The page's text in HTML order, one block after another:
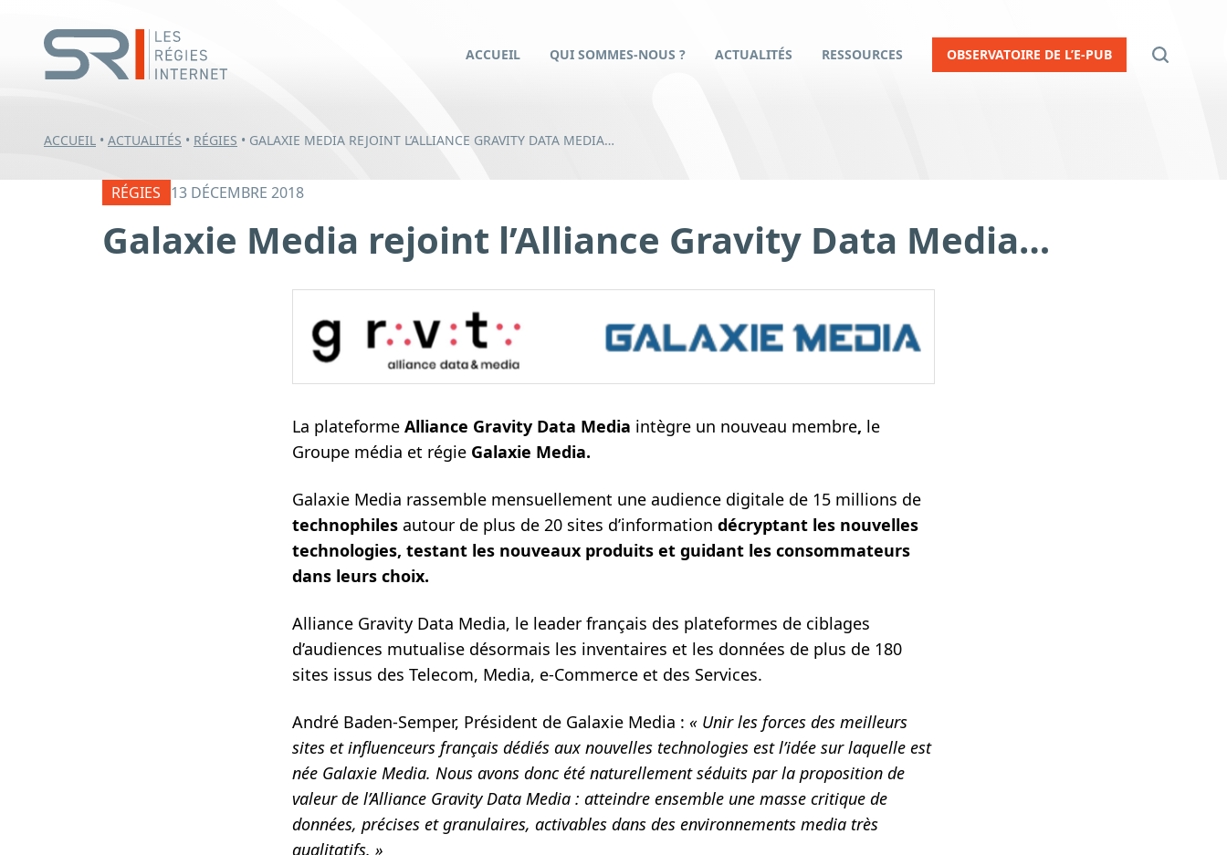
ACCUEIL QUI SOMMES-NOUS ? ACTUALITÉS RESSOURCES OBSERVATOIRE DE L’E-PUB
ACCUEIL • ACTUALITÉS • RÉGIES • GALAXIE MEDIA REJOINT L’ALLIANCE GRAVITY DATA MEDIA…
RÉGIES 13 DÉCEMBRE 2018
Galaxie Media rejoint l’Alliance Gravity Data Media…
La plateforme Alliance Gravity Data Media intègre un nouveau membre, le
Groupe média et régie Galaxie Media.
Galaxie Media rassemble mensuellement une audience digitale de 15 millions de
technophiles autour de plus de 20 sites d’information décryptant les nouvelles
technologies, testant les nouveaux produits et guidant les consommateurs
dans leurs choix.
Alliance Gravity Data Media, le leader français des plateformes de ciblages
d’audiences mutualise désormais les inventaires et les données de plus de 180
sites issus des Telecom, Media, e-Commerce et des Services.
André Baden-Semper, Président de Galaxie Media : « Unir les forces des meilleurs
sites et influenceurs français dédiés aux nouvelles technologies est l’idée sur laquelle est
née Galaxie Media. Nous avons donc été naturellement séduits par la proposition de
valeur de l’Alliance Gravity Data Media : atteindre ensemble une masse critique de
données, précises et granulaires, activables dans des environnements media très
qualitatifs. »